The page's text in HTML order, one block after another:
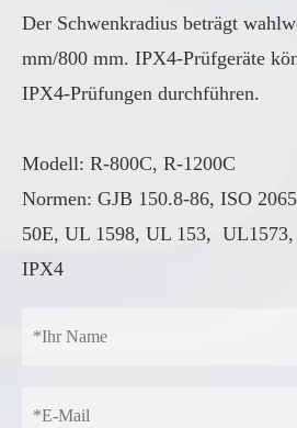
Der Schwenkradius beträgt
mm/800 mm. IPX4-Prüfgeräte
IPX4-Prüfungen durchführen.
Modell: R-800C, R-1200C
Normen: GJB 150.8-86, ISO
50E, UL 1598, UL 153,
IPX4